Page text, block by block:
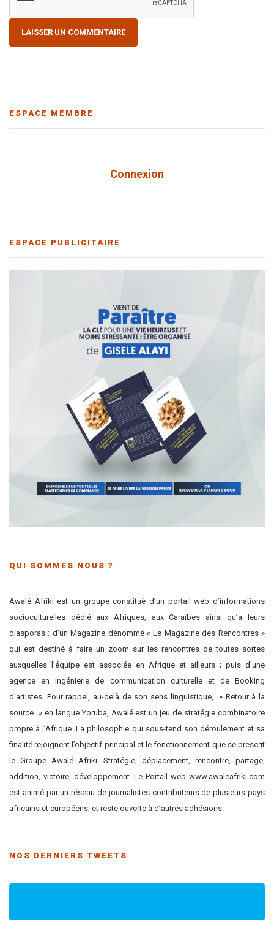
ESPACE MEMBRE
Connexion
ESPACE PUBLICITAIRE
QUI SOMMES NOUS ?
Awalé Afriki est un groupe constitué d’un portail web d’informations
socioculturelles dédié aux Afriques, aux Caraïbes ainsi qu’à leurs
diasporas ; d’un Magazine dénommé « Le Magazine des Rencontres »
qui est destiné à faire un zoom sur les rencontres de toutes sortes
auxquelles l’équipe est associée en Afrique et ailleurs ; puis d’une
agence en ingénierie de communication culturelle et de Booking
d’artistes. Pour rappel, au-delà de son sens linguistique, » Retour à la
source » en langue Yoruba, Awalé est un jeu de stratégie combinatoire
propre à l’Afrique. La philosophie qui sous-tend son déroulement et sa
finalité rejoignent l’objectif principal et le fonctionnement que se prescrit
le Groupe Awalé Afriki. Stratégie, déplacement, rencontre, partage,
addition, victoire, développement. Le Portail web www.awaleafriki.com
est animé par un réseau de journalistes contributeurs de plusieurs pays
africains et européens, et reste ouverte à d’autres adhésions.
NOS DERNIERS TWEETS